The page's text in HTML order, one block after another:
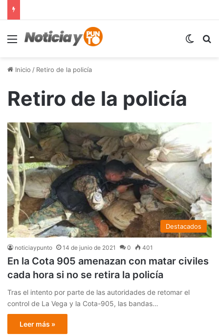
Menú
Inicio / Retiro de la policía
Retiro de la policía
Destacados
noticiaypunto 14 de junio de 2021 0 401
En la Cota 905 amenazan con matar civiles
cada hora si no se retira la policía
Tras el intento por parte de las autoridades de retomar el
control de La Vega y la Cota-905, las bandas…
Leer más »